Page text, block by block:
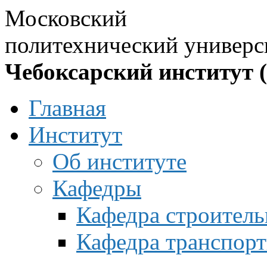
Московский
политехнический
Чебоксарский институт
Главная
Институт
Об институте
Кафедры
Кафедра
Кафедра